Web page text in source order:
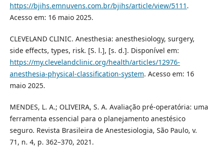
https://bjihs.emnuvens.com.br/bjihs/article/view/5111 .
Acesso em: 16 maio 2025.
CLEVELAND CLINIC. Anesthesia: anesthesiology, surgery,
side effects, types, risk. [S. l.], [s. d.]. Disponível em:
https://my.clevelandclinic.org/health/articles/12976-
anesthesia-physical-classification-system. Acesso em: 16
maio 2025.
MENDES, L. A.; OLIVEIRA, S. A. Avaliação pré-operatória: uma
ferramenta essencial para o planejamento anestésico
seguro. Revista Brasileira de Anestesiologia, São Paulo, v.
71, n. 4, p. 362–370, 2021.